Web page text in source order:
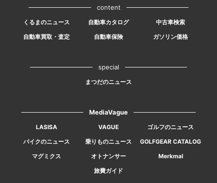
content
くるまのニュース 自動車カタログ
中古車検索
自動車買取・査定
自動車保険 ガソリン価格
special
まつだのニュース
MediaVague
LASISA VAGUE
ゴルフのニュース
バイクのニュース
乗りものニュース
GOLFGEAR CATALOG
マグミクス
オトナンサー
Merkmal
旅費ガイド